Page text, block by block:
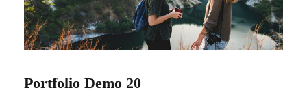
Portfolio Demo 20